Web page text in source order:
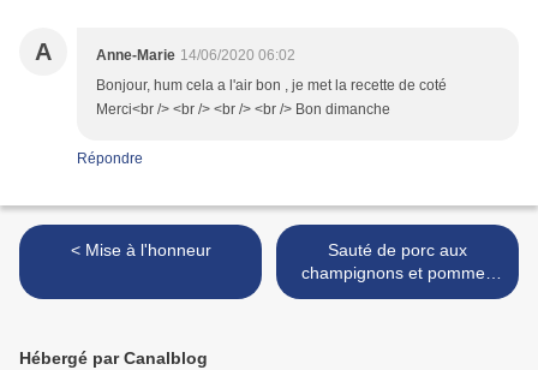
A Anne-Marie 14/06/2020 06:02
Bonjour, hum cela a l'air bon , je met la recette de coté
Merci<br /> <br /> <br /> <br /> Bon dimanche
Répondre
< Mise à l'honneur
Sauté de porc aux
champignons et pommes
de terre >
Hébergé par Canalblog